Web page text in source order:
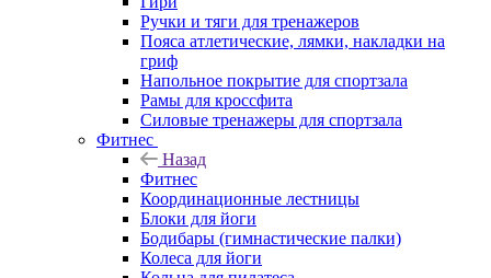
Ручки и тяги для тренажеров
Пояса атлетические, лямки, накладки на
гриф
Напольное покрытие для спортзала
Рамы для кроссфита
Силовые тренажеры для спортзала
Фитнес
Назад
Фитнес
Координационные лестницы
Блоки для йоги
Бодибары (гимнастические палки)
Колеса для йоги